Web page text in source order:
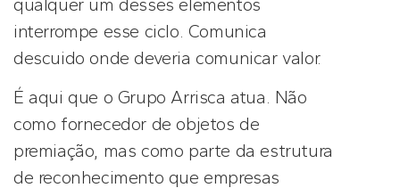
qualquer um desses elementos
interrompe esse ciclo. Comunica
descuido onde deveria comunicar valor.
É aqui que o Grupo Arrisca atua. Não
como fornecedor de objetos de
premiação, mas como parte da estrutura
de reconhecimento que empresas